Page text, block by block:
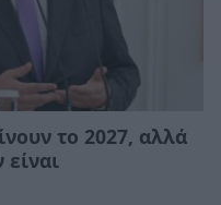
το 2027, αλλά